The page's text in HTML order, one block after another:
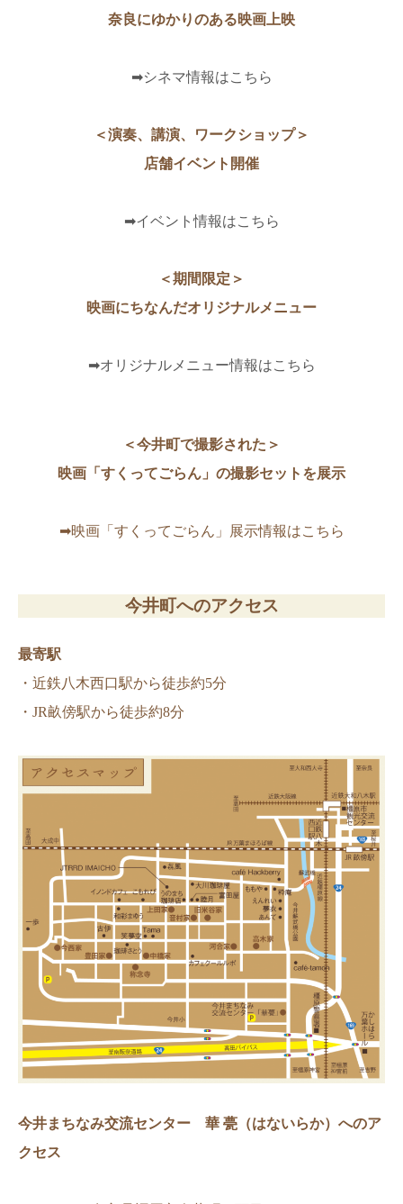
奈良にゆかりのある映画上映
➡シネマ情報はこちら
＜演奏、講演、ワークショップ＞
店舗イベント開催
➡イベント情報はこちら
＜期間限定＞
映画にちなんだオリジナルメニュー
➡オリジナルメニュー情報はこちら
＜今井町で撮影された＞
映画「すくってごらん」の撮影セットを展示
➡映画「すくってごらん」展示情報はこちら
今井町へのアクセス
最寄駅
・近鉄八木西口駅から徒歩約5分
・JR畝傍駅から徒歩約8分
今井まちなみ交流センター 華 甍（はないらか）へのア
クセス